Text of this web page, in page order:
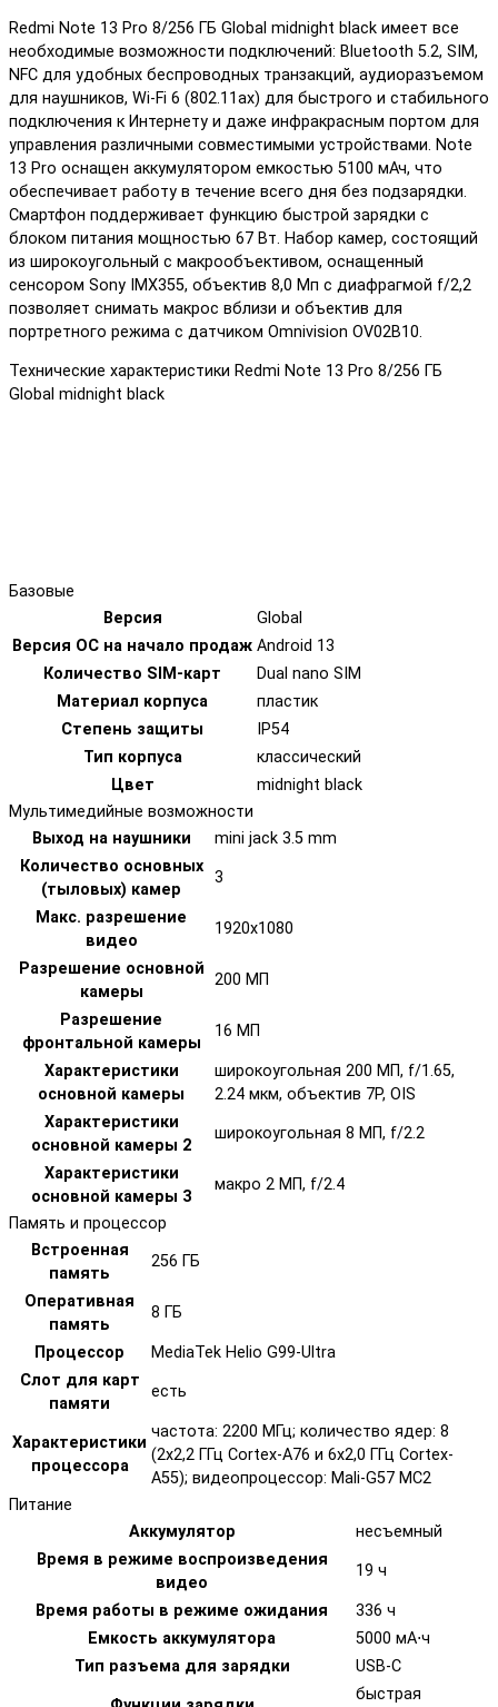
Redmi Note 13 Pro 8/256 ГБ Global midnight black имеет все
необходимые возможности подключений: Bluetooth 5.2, SIM,
NFC для удобных беспроводных транзакций, аудиоразъемом
для наушников, Wi-Fi 6 (802.11ax) для быстрого и стабильного
подключения к Интернету и даже инфракрасным портом для
управления различными совместимыми устройствами. Note
13 Pro оснащен аккумулятором емкостью 5100 мАч, что
обеспечивает работу в течение всего дня без подзарядки.
Смартфон поддерживает функцию быстрой зарядки с
блоком питания мощностью 67 Вт. Набор камер, состоящий
из широкоугольный с макрообъективом, оснащенный
сенсором Sony IMX355, объектив 8,0 Мп с диафрагмой f/2,2
позволяет снимать макрос вблизи и объектив для
портретного режима с датчиком Omnivision OV02B10.
Технические характеристики Redmi Note 13 Pro 8/256 ГБ
Global midnight black
Базовые
Версия
Global
Версия ОС на начало продаж Android 13
Количество SIM-карт
Dual nano SIM
Материал корпуса
пластик
Степень защиты
IP54
Тип корпуса
классический
Цвет
midnight black
Мультимедийные возможности
Выход на наушники
mini jack 3.5 mm
Количество основных
(тыловых) камер
3
Макс. разрешение
видео
1920x1080
Разрешение основной
камеры
200 МП
Разрешение
фронтальной камеры
16 МП
Характеристики
основной камеры
широкоугольная 200 МП, f/1.65,
2.24 мкм, объектив 7P, OIS
Характеристики
основной камеры 2
широкоугольная 8 МП, f/2.2
Характеристики
основной камеры 3
макро 2 МП, f/2.4
Память и процессор
Встроенная
память
256 ГБ
Оперативная
память
8 ГБ
Процессор
MediaTek Helio G99-Ultra
Слот для карт
памяти
есть
Характеристики
процессора
частота: 2200 МГц; количество ядер: 8
(2x2,2 ГГц Cortex-A76 и 6x2,0 ГГц Cortex-
A55); видеопроцессор: Mali-G57 MC2
Питание
Аккумулятор
несъемный
Время в режиме воспроизведения
видео
19 ч
Время работы в режиме ожидания
336 ч
Емкость аккумулятора
5000 мА⋅ч
Тип разъема для зарядки
USB-C
быстрая